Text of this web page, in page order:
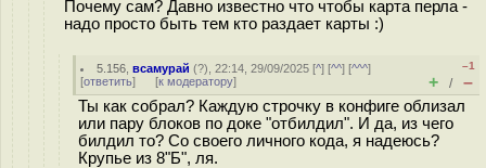
Почему сам? Давно известно что чтобы карта перла -
надо просто быть тем кто раздает карты :)
5.156 ,всамурай (?), 22:14, 29/09/2025 [^] [^^] [^^^]
[ответить] [к модератору]
–1
+ / –
Ты как собрал? Каждую строчку в конфиге облизал
или пару блоков по доке "отбилдил". И да, из чего
билдил то? Со своего личного кода, я надеюсь?
Крупье из 8"Б", ля.